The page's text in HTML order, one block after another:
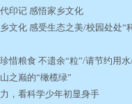
印记 感悟家乡文化
文化 感受生态之美/校园处处“
惜粮食 不遗余“粒”/请节约用
之巅的“橄榄绿”
，看科学少年初显身手